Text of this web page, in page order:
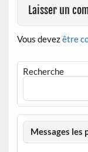
Laisser un
Vous devezêtre
Recherche
Messages les